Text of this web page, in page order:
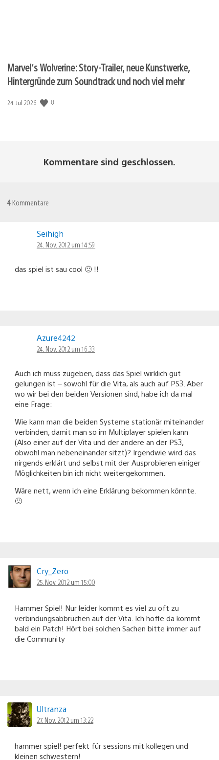
Marvel‘s Wolverine: Story-Trailer, neue Kunstwerke,
Hintergründe zum Soundtrack und noch viel mehr
Veröffentlichungsdatum:
24. Jul 2026 8
Kommentare sind geschlossen.
4 Kommentare
Seihigh
24. Nov. 2012 um 14:59
das spiel ist sau cool 🙂 !!
Azure4242
24. Nov. 2012 um 16:33
Auch ich muss zugeben, dass das Spiel wirklich gut
gelungen ist – sowohl für die Vita, als auch auf PS3. Aber
wo wir bei den beiden Versionen sind, habe ich da mal
eine Frage:
Wie kann man die beiden Systeme stationär miteinander
verbinden, damit man so im Multiplayer spielen kann
(Also einer auf der Vita und der andere an der PS3,
obwohl man nebeneinander sitzt)? Irgendwie wird das
nirgends erklärt und selbst mit der Ausprobieren einiger
Möglichkeiten bin ich nicht weitergekommen.
Wäre nett, wenn ich eine Erklärung bekommen könnte.
🙂
Cry_Zero
25. Nov. 2012 um 15:00
Hammer Spiel! Nur leider kommt es viel zu oft zu
verbindungsabbrüchen auf der Vita. Ich hoffe da kommt
bald ein Patch! Hört bei solchen Sachen bitte immer auf
die Community
Ultranza
27. Nov. 2012 um 13:22
hammer spiel! perfekt für sessions mit kollegen und
kleinen schwestern!